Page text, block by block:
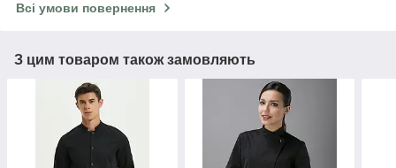
Всі умови повернення
З цим товаром також замовляють